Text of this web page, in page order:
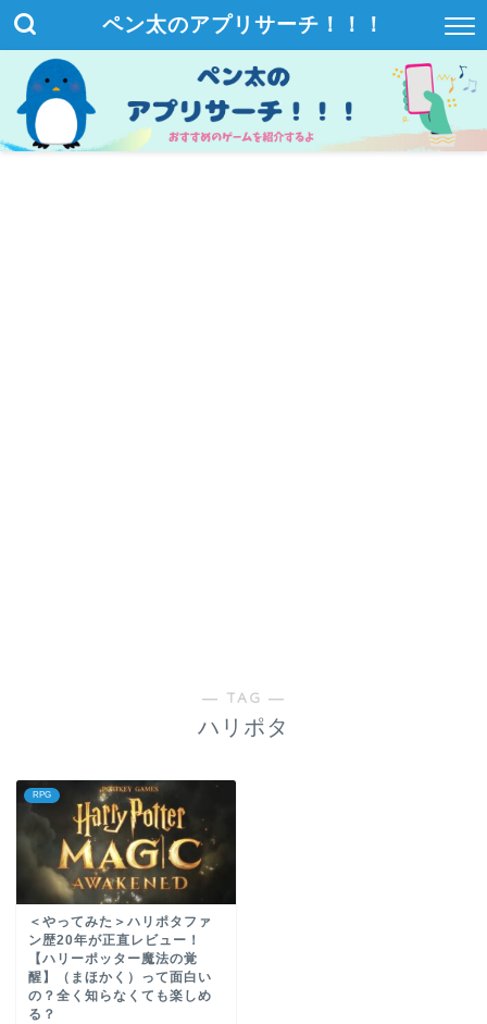
ペン太のアプリサーチ！！！
― TAG ―
ハリポタ
RPG
＜やってみた＞ハリポタファ
ン歴20年が正直レビュー！
【ハリーポッター魔法の覚
醒】（まほかく）って面白い
の？全く知らなくても楽しめ
る？